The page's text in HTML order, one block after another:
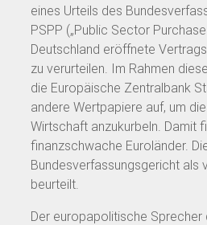
eines Urteils des
PSPP („Public Sector
Deutschland eröffnete
zu verurteilen. Im Rahmen
die Europäische Zentralbank
andere Wertpapiere auf, um
Wirtschaft anzukurbeln. Damit
finanzschwache Euroländer.
Bundesverfassungsgericht als
beurteilt.
Der europapolitische Sprecher